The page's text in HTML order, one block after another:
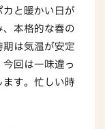
と暖かい日が
本格的な春の
は気温が安定
回は一味違っ
す。忙しい時